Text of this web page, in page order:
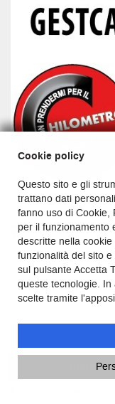
Chiama
Link
- Codice SDI
00012 Guidonia
https://goo.gl/maps/
Vendite:
Maurizio:
Email:
Cookie policy
Questo sito e gli
trattano dati
fanno uso di Cookie,
per il funzionamento
descritte nella
funzionalità del sito
sul pulsante Accetta
queste tecnologie.
scelte tramite